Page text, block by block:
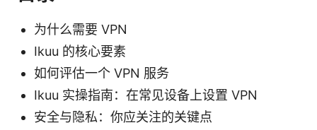
为什么需要 VPN
Ikuu 的核心要素
如何评估一个 VPN 服务
Ikuu 实操指南：在常见设备上设置 VPN
安全与隐私：你应关注的关键点